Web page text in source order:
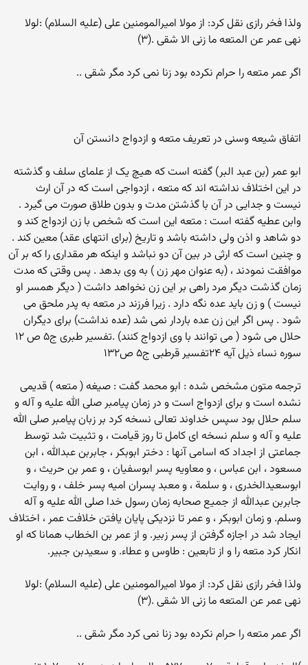
ولذا فخر رازی نقل کرد: از مولا امیرالمومنین علی (علیه السلام) :لولا
نهی عمر عن المتعه ما زنی الا شقی .(۳)
اگر عمر متعه را حرام نکرده بود زنا نمی کرد مگر شقی ..
اتفاق شیعه وسنی در تعریف متعه و ازدواج دانستن آن
ابو عمر (بن عبد البر) گفته است که هیچ یک از علمای سلف و گذشته
در این اختلاف نداشته اند که متعه ، ازدواجی است که در آن ارث
نیست و جدایی در آن با گذشتن مدت و بدون طلاق صورت می گیرد .
وابن عطیه گفته است : متعه این است که شخص با زن ازدواج کند و
دو شاهد و اذن ولی داشته باشد و تاریخ (برای انتهای عقد) معین کند .
و چنین است که ارثی در بین آن دو نباشد و اینکه هر مقداری را که بر آن
موافقت نمودند ، (به عنوان مهر زن ) به وی بدهد . پس وقتی که مدت
زمان گذشت دیگر مرد راهی بر این زن نخواهد داشت ( دیگر همسر او
نیست ) و زن باید عده نگه دارد . زیرا فرزند در متعه به پدر ملحق می
شود . پس اگر این زن عده باردار نمی شد (عده نداشت) برای دیگران
حلال می شود ( می توانند با وی ازدواج کنند) .تفسیر طبری ج۵ ص ۱۲
سوره نساء ذیل آیه ۲۴تفسیر قرطبی ج۵ ص۱۳۲
ترجمه متون مشخص شده : ابو محمد گفت : صیغه ( متعه ) قدیمی
نشده است و برای ازدواج است و در زمان پیامبر صلی الله علیه و آله و
سلم حلال بود سپس خداوند تعالی نسخه کرد بر زبان پیامبر صلی الله
علیه و آله و سلم نسخه ای کامل تا روز قیامت ، و تثبیت شد توسط
جماعتی از اجداد که اسامی آنها : دختر ابوبکر ، جابربن عبدالله ، ابن
مسعود ، ابن عباس ، و معاویه پسر ابوسفیان ، و عمر بن حریث ، و
ابوسعیدالخدری ، و سلمة ، و معبد پسران امیه پسر خلف ، و روایت
جابربن عبدالله از جمیع صحابه زمان رسول خدا صلی الله علیه و آله
وسلم. و زمان ابوبکر ، و عمر تا نزدیکی پایان یافتن خلافت عمر ، اختلاف
ایجاد شد در اجازه گرفتن از پسر زبیر. و از عمر بن الخطاب همانا که او
انکار کرد متعه را و از تابعین : طاوس و عطاء. و سعیدبن جبیر.
ولذا فخر رازی نقل کرد: از مولا امیرالمومنین علی (علیه السلام) :لولا
نهی عمر عن المتعه ما زنی الا شقی .(۳)
اگر عمر متعه را حرام نکرده بود زنا نمی کرد مگر شقی ..